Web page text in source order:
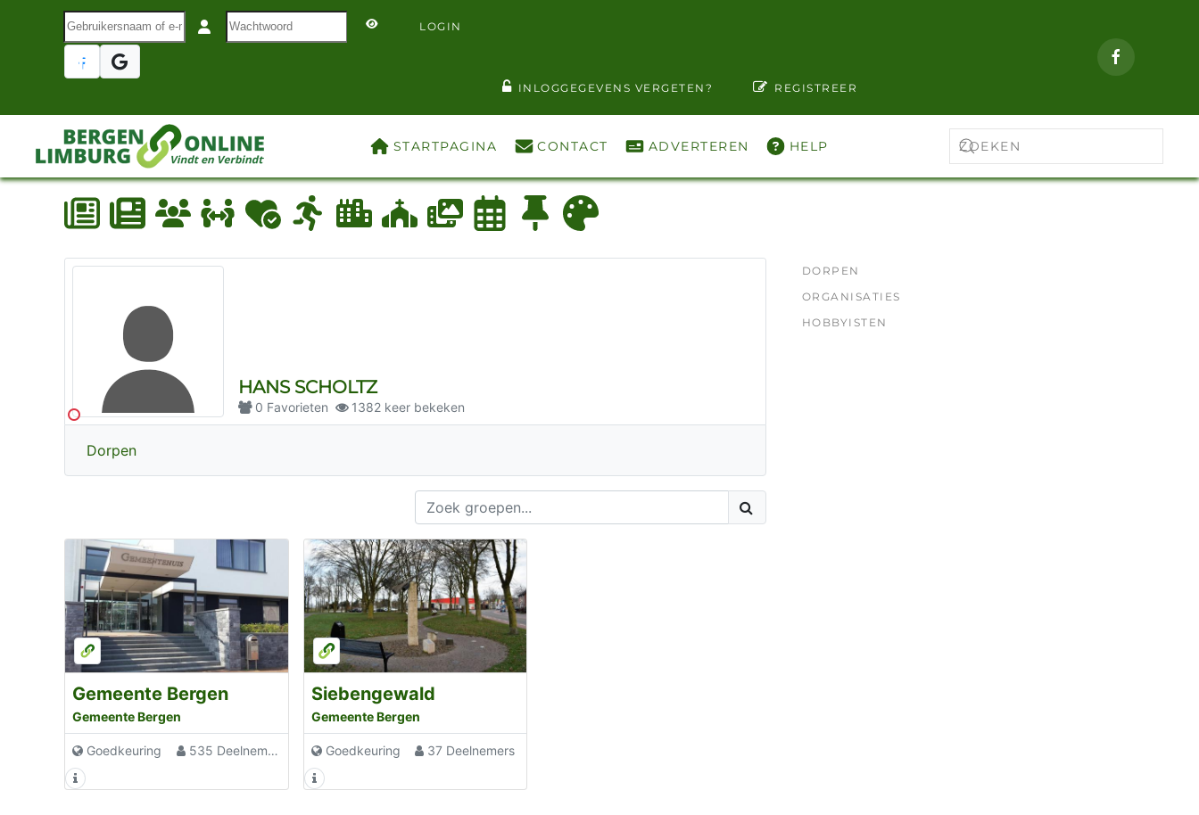
Terug naar hoofdinhoud
Gebruikersnaam of e-mail
LOGIN
INLOGGEGEVENS VERGETEN? REGISTREER
STARTPAGINA CONTACT ADVERTEREN HELP
HANS SCHOLTZ
Favorieten
0 keer bekeken
1382
Dorpen
Gemeente Bergen
Gemeente Bergen
Goedkeuring 535 Deelnemers
Siebengewald
Gemeente Bergen
Goedkeuring 37 Deelnemers
DORPEN
ORGANISATIES
HOBBYISTEN